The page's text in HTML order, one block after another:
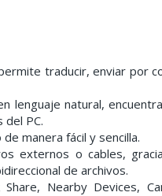
traducir, enviar por
lenguaje natural,
PC.
manera fácil y sencilla.
externos o cables,
de archivos.
Nearby Devices,